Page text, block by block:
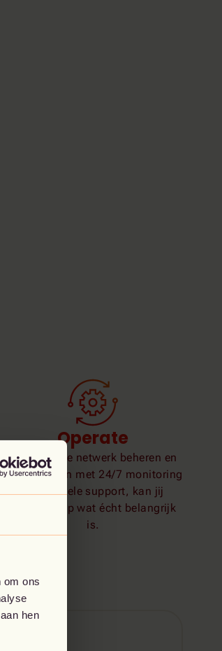
om ons
hen
Operate
Terwijl wij je netwerk beheren en
onderhouden met 24/7 monitoring
en flexibele support, kan jij
focussen op wat écht belangrijk
is.